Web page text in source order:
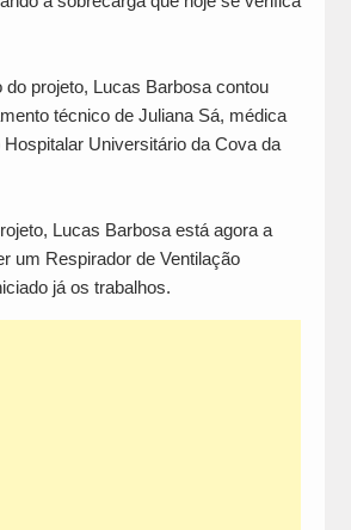
do projeto, Lucas Barbosa contou
técnico de Juliana Sá, médica
Hospitalar Universitário da Cova da
Lucas Barbosa está agora a
um Respirador de Ventilação
já os trabalhos.